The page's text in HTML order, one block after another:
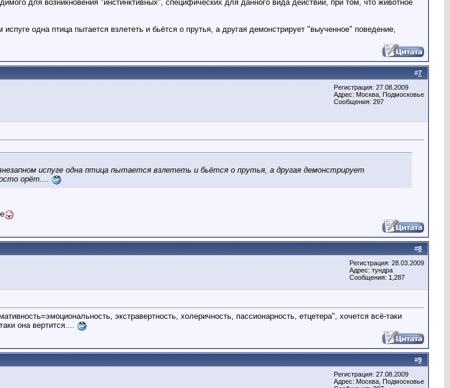
для возникновения "инстинктивных", специфических для данного вида действий, при том, что животное
одна птица пытается взлететь и бьётся о прутья, а другая демонстрирует "выученное" поведение,
#7
Регистрация: 27.08.2009
Адрес: Москва, Подмосковье
Сообщения: 297
испуге одна птица пытается взлететь и бьётся о прутья, а другая демонстрирует
орёт....
#8
Регистрация: 28.03.2009
Адрес: тундра
Сообщения: 1,287
экстравертность, холеричность, пассионарность, етцетера", хочется всё-таки
она вертится....
#9
Регистрация: 27.08.2009
Адрес: Москва, Подмосковье